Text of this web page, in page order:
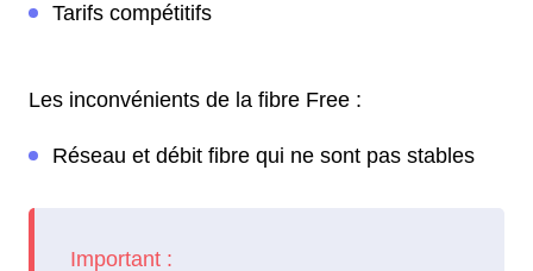
Tarifs compétitifs
Les inconvénients de la fibre Free :
Réseau et débit fibre qui ne sont pas stables